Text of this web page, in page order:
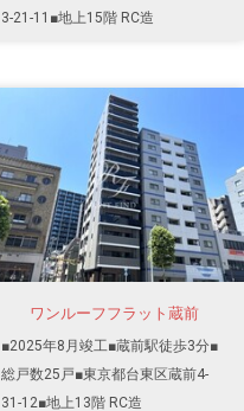
3-21-11■地上15階 RC造
ワンルーフフラット蔵前
■2025年8月竣工■蔵前駅徒歩3分■
総戸数25戸■東京都台東区蔵前4-
31-12■地上13階 RC造